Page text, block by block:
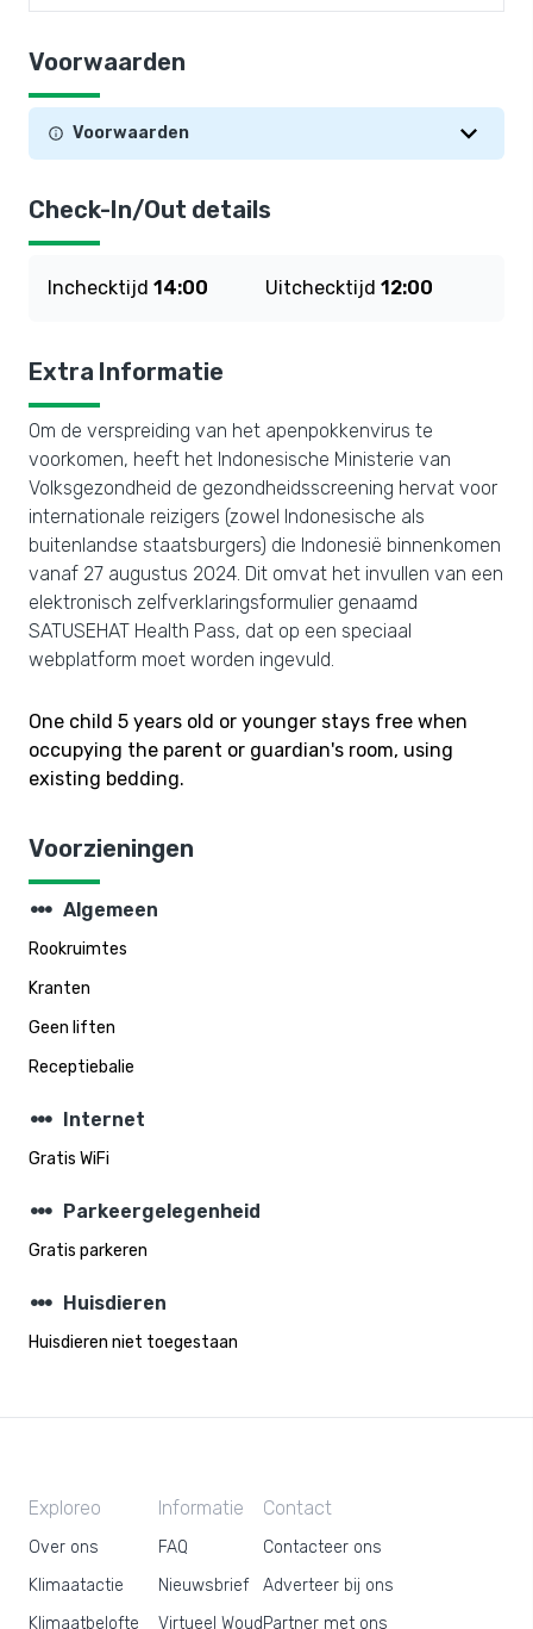
Voorwaarden
Voorwaarden
Check-In/Out details
Inchecktijd 14:00 Uitchecktijd 12:00
Extra Informatie
Om de verspreiding van het apenpokkenvirus te
voorkomen, heeft het Indonesische Ministerie van
Volksgezondheid de gezondheidsscreening hervat voor
internationale reizigers (zowel Indonesische als
buitenlandse staatsburgers) die Indonesië binnenkomen
vanaf 27 augustus 2024. Dit omvat het invullen van een
elektronisch zelfverklaringsformulier genaamd
SATUSEHAT Health Pass, dat op een speciaal
webplatform moet worden ingevuld.
One child 5 years old or younger stays free when
occupying the parent or guardian's room, using
existing bedding.
Voorzieningen
steppers Algemeen
Rookruimtes
Kranten
Geen liften
Receptiebalie
steppers Internet
Gratis WiFi
steppers Parkeergelegenheid
Gratis parkeren
steppers Huisdieren
Huisdieren niet toegestaan
Exploreo
Over ons
Klimaatactie
Klimaatbelofte
Informatie
FAQ
Nieuwsbrief
Virtueel Woud
Contact
Contacteer ons
Adverteer bij ons
Partner met ons